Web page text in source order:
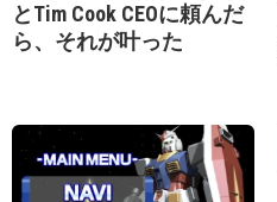
とTim Cook CEOに頼んだ
ら、それが叶った